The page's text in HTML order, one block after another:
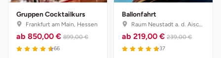
Gruppen Cocktailkurs
Frankfurt am Main, Hessen
ab 850,00 € 899,00 €
66
Ballonfahrt
Raum Neustadt a. d. Aisch, Bayern
ab 219,00 € 239,00 €
37
Steinburg
Stendal